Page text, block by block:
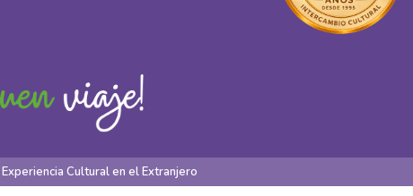
Cultural en el Extranjero